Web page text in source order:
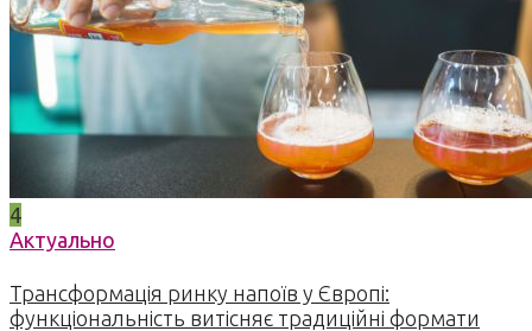
4
Актуально
Трансформація ринку напоїв у Європі:
функціональність витісняє традиційні формати